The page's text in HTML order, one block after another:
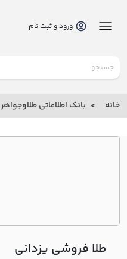
بانک
بانک
اطلاعاتی
درباره
ورود و ثبت نام
خانه بانک اطلاعاتی طلاوجواهر
طلا فروشی يزداني